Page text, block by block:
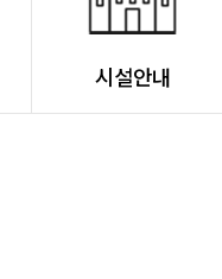
시설안내